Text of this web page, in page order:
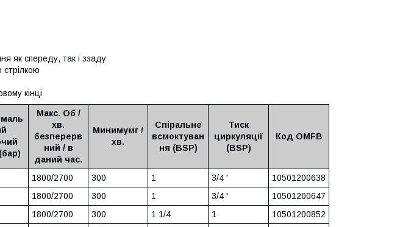
як спереду, так і ззаду
кінці
Макс. Об /
хв.
безперерв
ний / в
даний час.
Минимумг /
хв.
Спіральне
всмоктуван
ня (BSP)
Тиск
циркуляції
(BSP)
Код OMFB
1800/2700 300 1 3/4 '
10501200638
1800/2700 300 1 3/4 '
10501200647
1800/2700 300 1 1/4 1
10501200852